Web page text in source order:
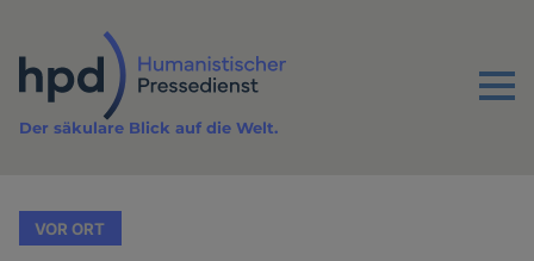
Inhalt
Menu
Der säkulare Blick auf die Welt.
VOR ORT